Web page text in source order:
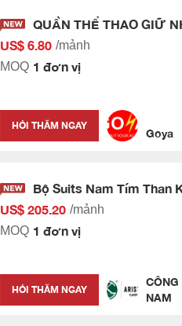
QUẦN THỂ THAO GIỮ
US$ 6.80 /mảnh
MOQ 1 đơn vị
HỎI THĂM NGAY
Goya
Bộ Suits Nam Tím Than
US$ 205.20 /mảnh
MOQ 1 đơn vị
HỎI THĂM NGAY
NAM